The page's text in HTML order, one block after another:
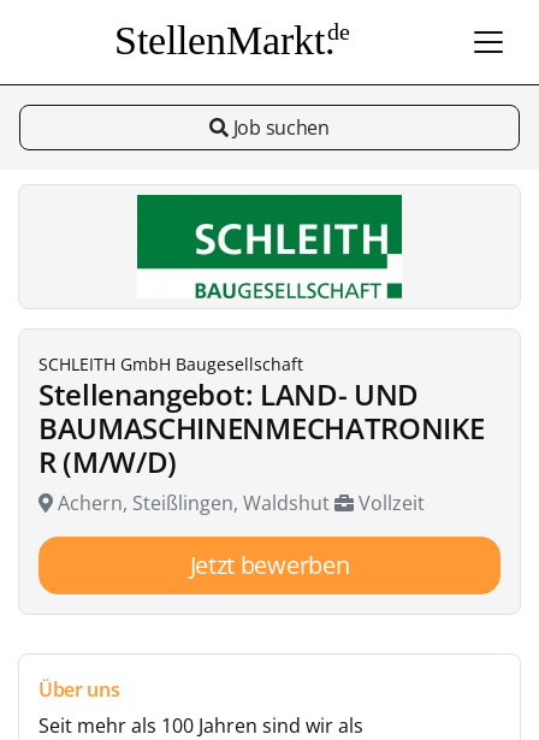
StellenMarkt.de
Job suchen
SCHLEITH GmbH Baugesellschaft
Stellenangebot: LAND- UND
BAUMASCHINENMECHATRONIKE
R (M/W/D)
Achern, Steißlingen, Waldshut Vollzeit
Jetzt bewerben
Über uns
Seit mehr als 100 Jahren sind wir als